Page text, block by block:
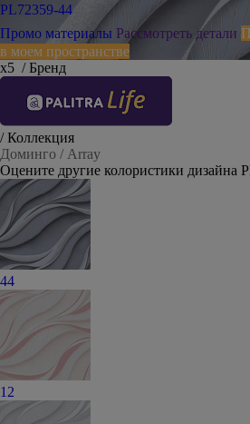
PL72359-44
Промо материалы Рассмотреть детали
в моем пространстве
х5 / Бренд
/ Коллекция
Доминго / Array
Оцените другие колористики дизайна
44
12